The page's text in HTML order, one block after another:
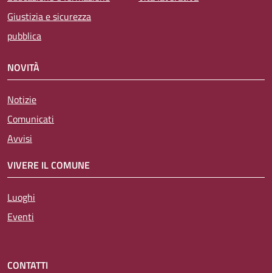
Giustizia e sicurezza
pubblica
NOVITÀ
Notizie
Comunicati
Avvisi
VIVERE IL COMUNE
Luoghi
Eventi
CONTATTI